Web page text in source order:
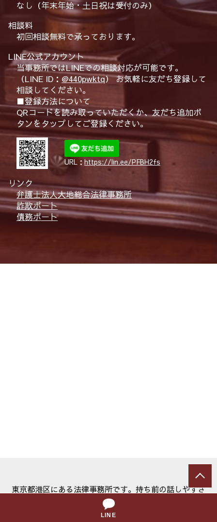
なし（年末年始・土日祝は受付のみ）
相談料
初回相談無料で承っております。
LINE公式アカウント
当事務所ではLINEでの相談対応が可能です。
（LINE ID： @440pwktq） お気軽に友だち登録して
相談してください。
■登録方法について
QRコードを読み取っていただくか、友だち追加ボ
タンをタップしてご登録ください。
URL： https://lin.ee/PFBH2fs
リンク
弁護士法人大地総合法律事務所
詐欺ポート
債務ポート
東京都港区にある法律事務所です。持ち前の話しやすさ
とフットワークの軽さを生かし、少しでも早く不安を解
消できるようサポートいたします。